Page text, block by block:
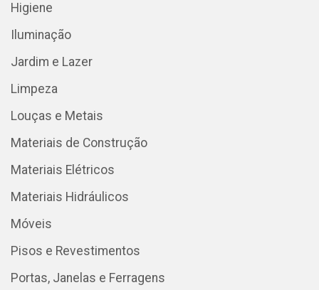
Higiene
Iluminação
Jardim e Lazer
Limpeza
Louças e Metais
Materiais de Construção
Materiais Elétricos
Materiais Hidráulicos
Móveis
Pisos e Revestimentos
Portas, Janelas e Ferragens